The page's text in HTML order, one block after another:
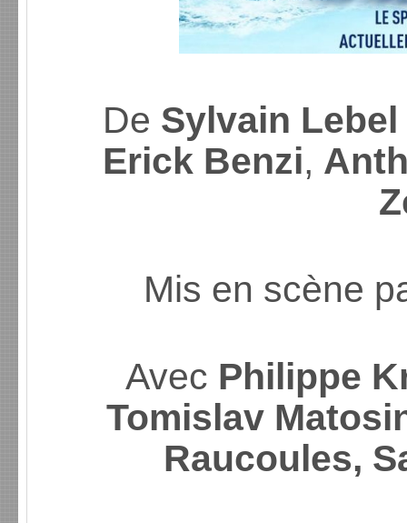
De Sylvain
Erick Benzi,
Mis en scène
Avec Philippe
Tomislav
Raucoules,